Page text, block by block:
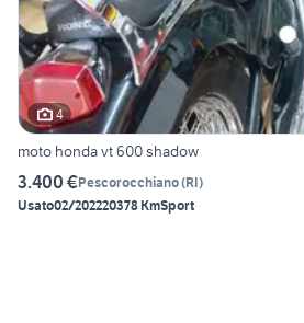
4
moto honda vt 600 shadow
3.400 €Pescorocchiano(RI)
Usato02/202220378 KmSport